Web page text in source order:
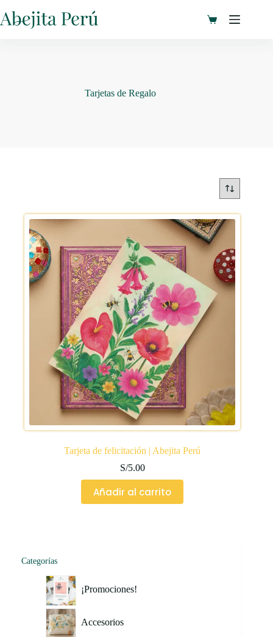
al
contenido
Carro
Tarjetas de Regalo
Tarjeta de felicitación | Abejita Perú
S/5.00
Añadir al carrito
Categorías
¡Promociones!
Accesorios